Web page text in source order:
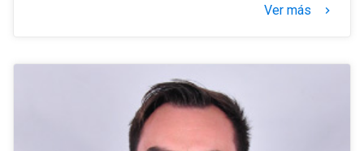
Ver más keyboard_arrow_right